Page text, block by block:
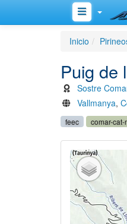
Inicio
Puig de
Sostre
Vallmanya,
feec comar-cat-